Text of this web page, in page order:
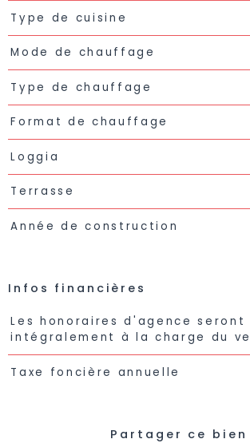
Type de cuisine
Mode de chauffage
Type de chauffage
Format de chauffage
Loggia
Terrasse
Année de construction
Infos financières
Caractéristiques Valeurs
Les honoraires d'agence seront
intégralement à la charge du
Taxe foncière annuelle
Partager ce bien